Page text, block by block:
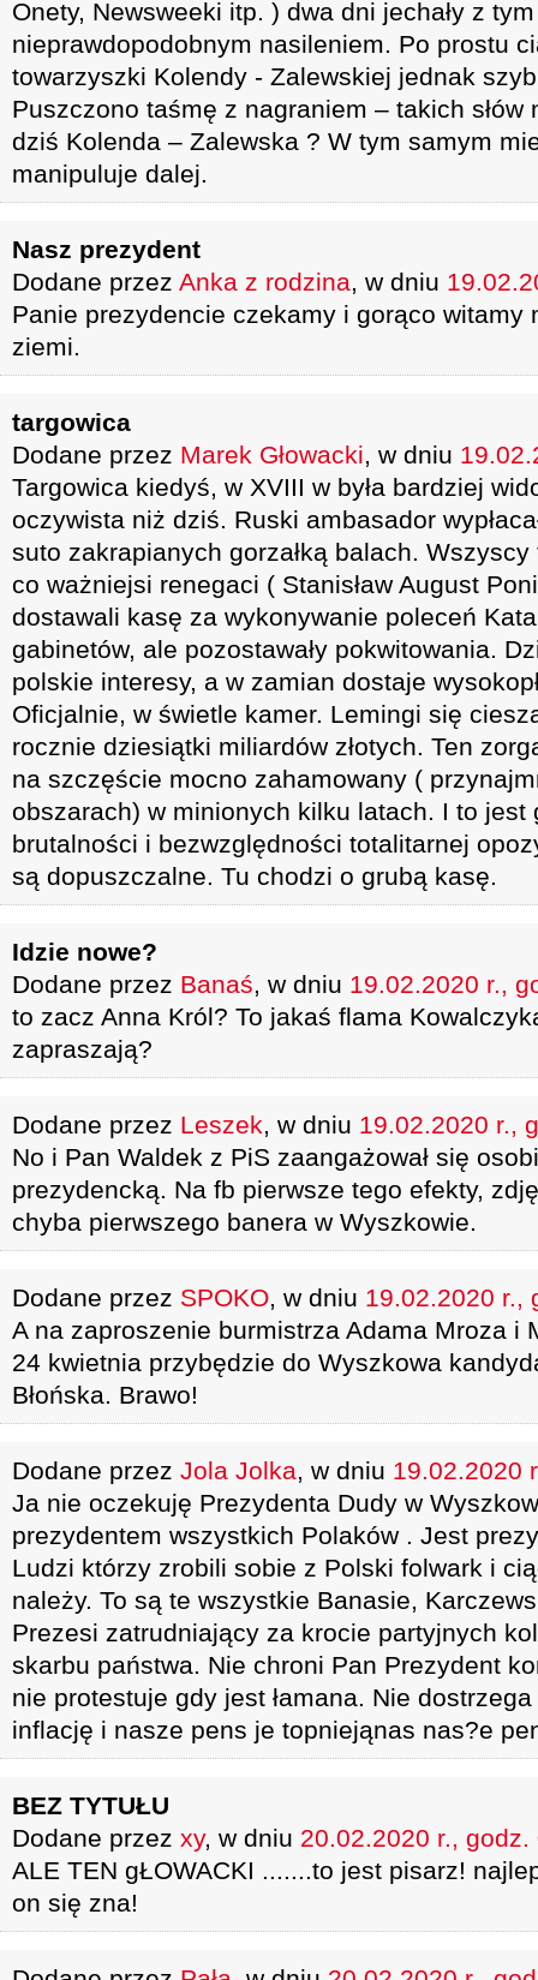
Onety, Newsweeki itp. ) dwa dni jechały z
nieprawdopodobnym nasileniem. Po prostu
towarzyszki Kolendy - Zalewskiej jednak
Puszczono taśmę z nagraniem – takich słów
dziś Kolenda – Zalewska ? W tym samym
manipuluje dalej.
Nasz prezydent
Dodane przez Anka z rodzina, w dniu
Panie prezydencie czekamy i gorąco witamy
ziemi.
targowica
Dodane przez Marek Głowacki, w dniu
Targowica kiedyś, w XVIII w była bardziej
oczywista niż dziś. Ruski ambasador
suto zakrapianych gorzałką balach.
co ważniejsi renegaci ( Stanisław August
dostawali kasę za wykonywanie poleceń
gabinetów, ale pozostawały pokwitowania.
polskie interesy, a w zamian dostaje
Oficjalnie, w świetle kamer. Lemingi się
rocznie dziesiątki miliardów złotych. Ten
na szczęście mocno zahamowany (
obszarach) w minionych kilku latach. I to jest
brutalności i bezwzględności totalitarnej
są dopuszczalne. Tu chodzi o grubą kasę.
Idzie nowe?
Dodane przez Banaś, w dniu 19.02.2020 r.,
to zacz Anna Król? To jakaś flama
zapraszają?
Dodane przez Leszek, w dniu 19.02.2020 r.,
No i Pan Waldek z PiS zaangażował się
prezydencką. Na fb pierwsze tego efekty,
chyba pierwszego banera w Wyszkowie.
Dodane przez SPOKO, w dniu 19.02.2020 r.,
A na zaproszenie burmistrza Adama Mroza i
24 kwietnia przybędzie do Wyszkowa
Błońska. Brawo!
Dodane przez Jola Jolka, w dniu 19.02.2020
Ja nie oczekuję Prezydenta Dudy w
prezydentem wszystkich Polaków . Jest
Ludzi którzy zrobili sobie z Polski folwark i
należy. To są te wszystkie Banasie,
Prezesi zatrudniający za krocie partyjnych
skarbu państwa. Nie chroni Pan Prezydent
nie protestuje gdy jest łamana. Nie
inflację i nasze pens je topniejąnas nas?e
BEZ TYTUŁU
Dodane przez xy, w dniu 20.02.2020 r., godz.
ALE TEN gŁOWACKI .......to jest pisarz!
on się zna!